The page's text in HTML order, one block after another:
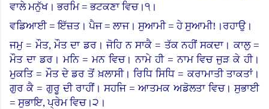
ਵਾਲੇ ਮਨੁੱਖ। ਭਰਮਿ = ਭਟਕਣਾ ਵਿਚ।੧।
ਵਡਿਆਈ = ਇੱਜ਼ਤ। ਪੈਜ = ਲਾਜ। ਸੁਆਮੀ = ਹੇ ਸੁਆਮੀ! ।ਰਹਾਉ।
ਜਮੁ = ਮੌਤ, ਮੌਤ ਦਾ ਡਰ। ਜੋਹਿ ਨ ਸਾਕੈ = ਤੱਕ ਨਹੀਂ ਸਕਦਾ। ਕਾਲੁ =
ਮੌਤ ਦਾ ਡਰ। ਮਨਿ = ਮਨ ਵਿਚ। ਨਾਮੇ ਹੀ = ਨਾਮ ਵਿਚ ਜੁੜ ਕੇ ਹੀ।
ਮੁਕਤਿ = ਮੌਤ ਦੇ ਡਰ ਤੋਂ ਖ਼ਲਾਸੀ। ਰਿਧਿ ਸਿਧਿ = ਕਰਾਮਾਤੀ ਤਾਕਤਾਂ।
ਗੁਰ ਕੈ = ਗੁਰੂ ਦੀ ਰਾਹੀਂ। ਸਹਜਿ = ਆਤਮਕ ਅਡੋਲਤਾ ਵਿਚ।ਸੁਭਾਈ
= ਸੁਭਾਇ, ਪ੍ਰੇਮ ਵਿਚ।੨।